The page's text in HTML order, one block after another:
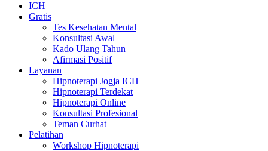
ICH
Gratis
Tes Kesehatan Mental
Konsultasi Awal
Kado Ulang Tahun
Afirmasi Positif
Layanan
Hipnoterapi Jogja ICH
Hipnoterapi Terdekat
Hipnoterapi Online
Konsultasi Profesional
Teman Curhat
Pelatihan
Workshop Hipnoterapi